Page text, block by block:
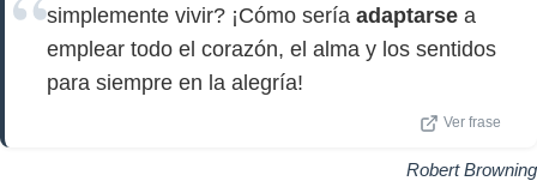
simplemente vivir? ¡Cómo sería adaptarse a
emplear todo el corazón, el alma y los sentidos
para siempre en la alegría!
Ver frase
Robert Browning